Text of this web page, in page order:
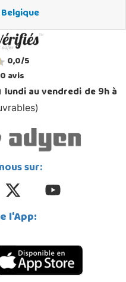
0,0/5
0avis
lundi au vendredi de 9h à
sur:
l'App: